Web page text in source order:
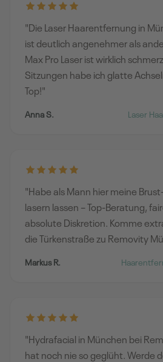
"Die Laser Haarentfernung in
ist deutlich angenehmer als
Max Pro Laser ist wirklich
Sitzungen habe ich glatte
Top!"
Anna S. Laser
"Habe als Mann hier meine
lasern lassen – Top-Beratung,
absolute Diskretion. Komme
die Türkenstraße zu Removity
Markus R.
"Hydrafacial in München bei
hat noch nie so geglüht. Werde